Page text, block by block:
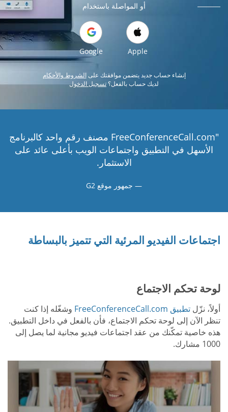
أو المواصلة باستخدام
Apple
Google
إنشاء حساب جديد يتضمن موافقتك علىالشروط والأحكام
لديك حساب بالفعل؟ تسجيل الدخول
"FreeConferenceCall.com مصنف رقم واحد كالبرنامج
الأسهل في التطبيق واجتماعات الويب بأعلى عائد على
الاستثمار.
جمهور موقع G2
اجتماعات الفيديو المرئية التي تتميز بالبساطة
لوحة تحكم الاجتماع
أولاً، نزّل تطبيق FreeConferenceCall.com
وشغّله إذا كنت
تنظر الآن إلى لوحة تحكم الاجتماع، فأن بالفعل في داخل التطبيق.
هذه خاصية تمكّنك من عقد اجتماعات فيديو مجانية لما يصل إلى
1000 مشارك.